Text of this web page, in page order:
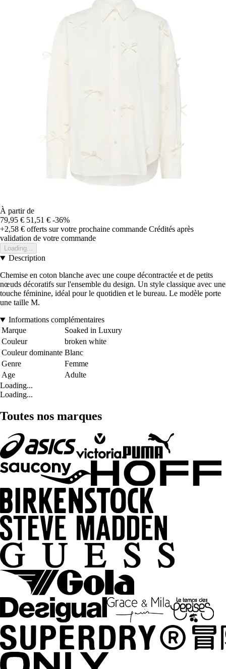
À partir de
79,95 € 51,51 € -36%
+2,58 € offerts sur votre prochaine commande Crédités après
validation de votre commande
Loading...
Description
Chemise en coton blanche avec une coupe décontractée et de petits
nœuds décoratifs sur l'ensemble du design. Un style classique avec une
touche féminine, idéal pour le quotidien et le bureau. Le modèle porte
une taille M.
Informations complémentaires
Marque
Soaked in Luxury
Couleur
broken white
Couleur dominante Blanc
Genre
Femme
Age
Adulte
Loading...
Loading...
Toutes nos marques